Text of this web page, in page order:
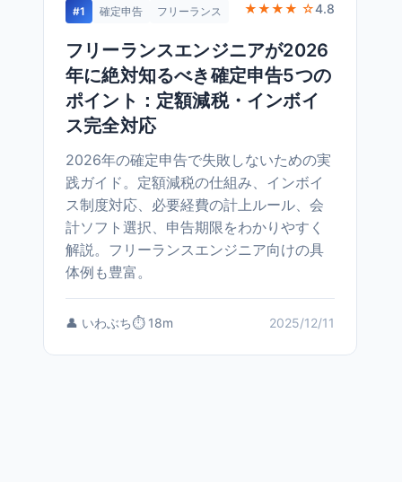
#1 確定申告 フリーランス ★★★★ ☆4.8
フリーランスエンジニアが2026
年に絶対知るべき確定申告5つの
ポイント：定額減税・インボイ
ス完全対応
2026年の確定申告で失敗しないための実
践ガイド。定額減税の仕組み、インボイ
ス制度対応、必要経費の計上ルール、会
計ソフト選択、申告期限をわかりやすく
解説。フリーランスエンジニア向けの具
体例も豊富。
👤 いわぶち⏱️ 18m 2025/12/11